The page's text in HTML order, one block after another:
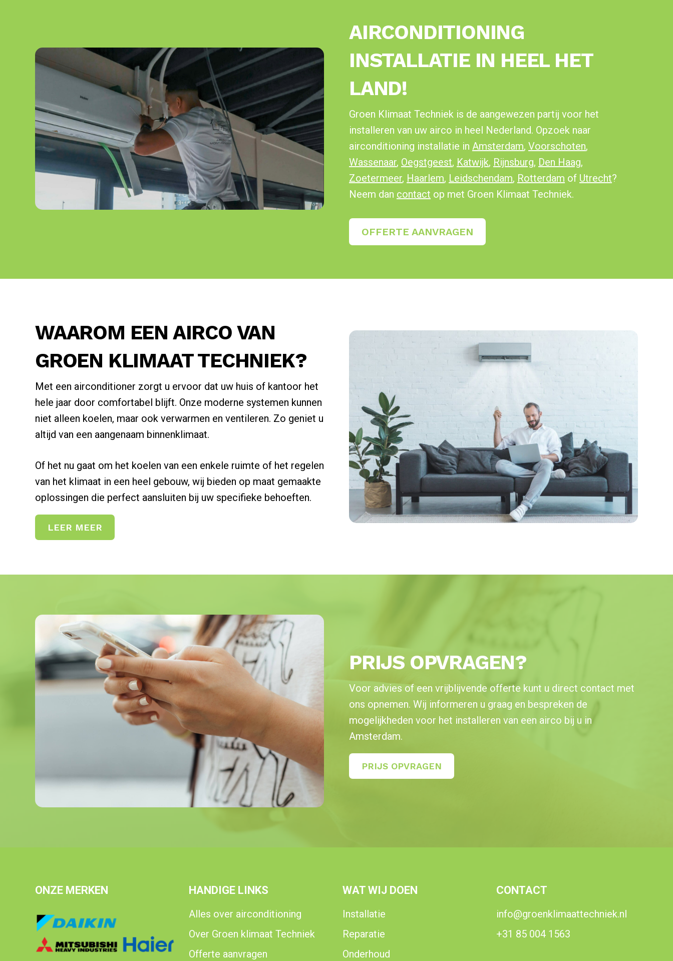
AIRCONDITIONING
INSTALLATIE IN HEEL HET
LAND!
Groen Klimaat Techniek is de aangewezen partij voor het
installeren van uw airco in heel Nederland. Opzoek naar
airconditioning installatie in Amsterdam, Voorschoten,
Wassenaar, Oegstgeest, Katwijk, Rijnsburg, Den Haag,
Zoetermeer, Haarlem, Leidschendam, Rotterdam of Utrecht?
Neem dan contact op met Groen Klimaat Techniek.
OFFERTE AANVRAGEN
WAAROM EEN AIRCO VAN
GROEN KLIMAAT TECHNIEK?
Met een airconditioner zorgt u ervoor dat uw huis of kantoor het
hele jaar door comfortabel blijft. Onze moderne systemen kunnen
niet alleen koelen, maar ook verwarmen en ventileren. Zo geniet u
altijd van een aangenaam binnenklimaat.
Of het nu gaat om het koelen van een enkele ruimte of het regelen
van het klimaat in een heel gebouw, wij bieden op maat gemaakte
oplossingen die perfect aansluiten bij uw specifieke behoeften.
LEER MEER
PRIJS OPVRAGEN?
Voor advies of een vrijblijvende offerte kunt u direct contact met
ons opnemen. Wij informeren u graag en bespreken de
mogelijkheden voor het installeren van een airco bij u in
Amsterdam.
PRIJS OPVRAGEN
ONZE MERKEN HANDIGE LINKS
Alles over airconditioning
Over Groen klimaat Techniek
Offerte aanvragen
WAT WIJ DOEN
Installatie
Reparatie
Onderhoud
CONTACT
info@groenklimaattechniek.nl
+31 85 004 1563